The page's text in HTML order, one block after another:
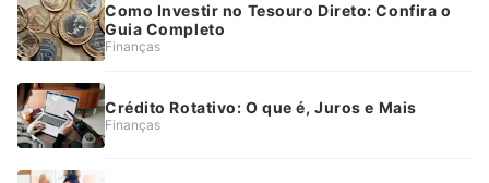
Como Investir no Tesouro Direto: Confira o
Guia Completo
Finanças
Crédito Rotativo: O que é, Juros e Mais
Finanças